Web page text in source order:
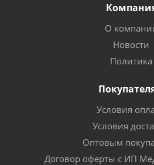
О
Новости
Политика
Условия
Условия
Оптовым
Договор оферты с ИП